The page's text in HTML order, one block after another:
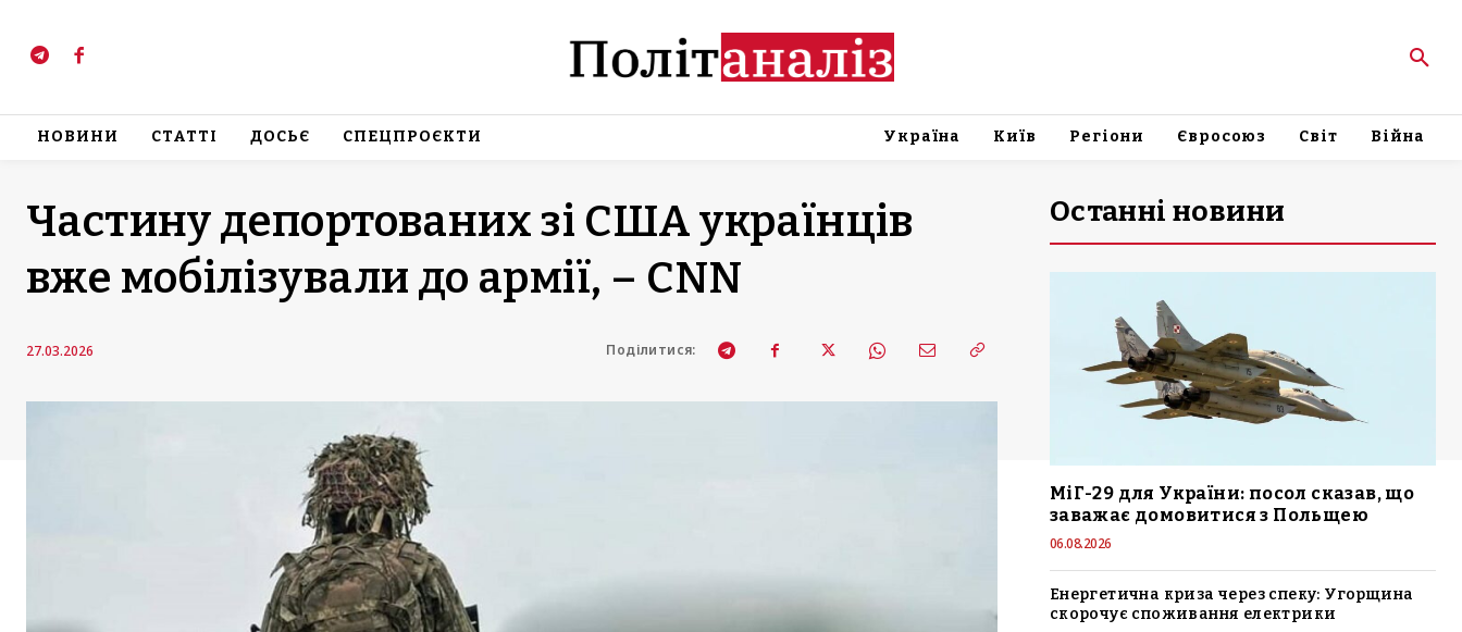
НОВИНИ СТАТТІ ДОСЬЄ СПЕЦПРОЄКТИ Україна Київ Регіони Євросоюз Світ Війна
Частину депортованих зі США українців
вже мобілізували до армії, – CNN
27.03.2026 Поділитися:
Останні новини
МіГ-29 для України: посол сказав, що
заважає домовитися з Польщею
06.08.2026
Енергетична криза через спеку: Угорщина
скорочує споживання електрики